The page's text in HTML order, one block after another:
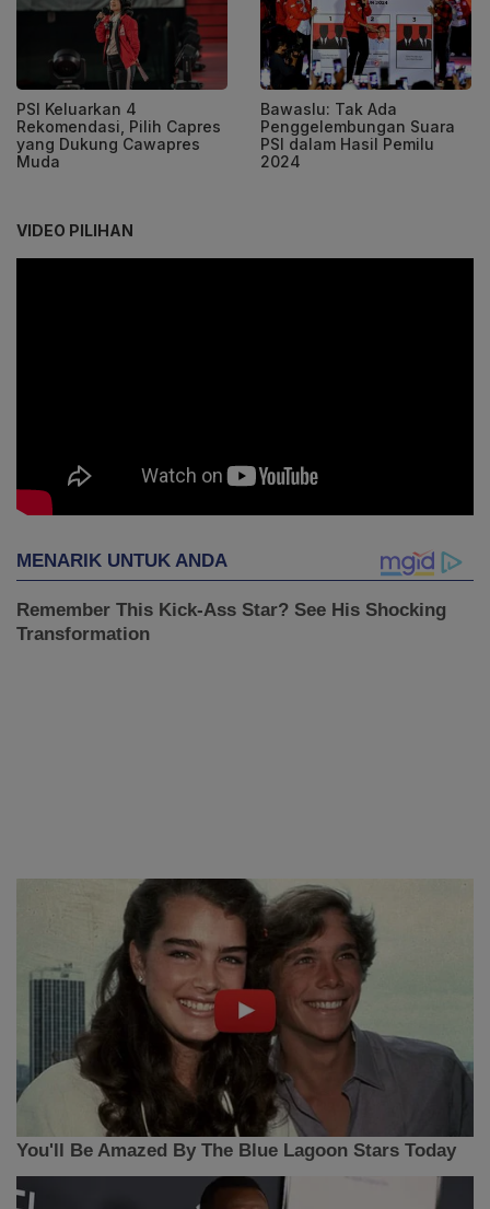
PSI Keluarkan 4
Rekomendasi, Pilih Capres
yang Dukung Cawapres
Muda
Bawaslu: Tak Ada
Penggelembungan Suara
PSI dalam Hasil Pemilu
2024
VIDEO PILIHAN